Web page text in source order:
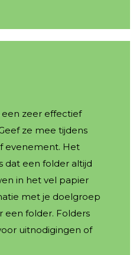
een zeer effectief
ze mee tijdens
evenement. Het
dat een folder altijd
in het vel papier
met je doelgroep
een folder. Folders
uitnodigingen of